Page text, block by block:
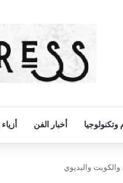
وتكنولوجيا أخبار الفن
والبديوي